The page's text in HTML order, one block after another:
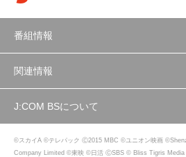
番組情報
関連情報
J:COM BSについて
©スカイA ©テレパック Ⓒ2015 MBC ©ユニオン映画
Company Limited ©東映 ©日活 ⒸSBS © Bliss Tigris